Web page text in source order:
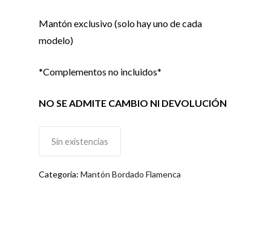
Mantón exclusivo (solo hay uno de cada
modelo)
*Complementos no incluidos*
NO SE ADMITE CAMBIO NI DEVOLUCIÓN
Sin existencias
Categoría: Mantón Bordado Flamenca